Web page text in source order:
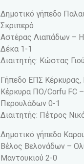
Δημοτικό γήπεδο
Σκριπερό
Αστέρας Λιαπάδων –
Δέκα 1-1
Διαιτητής: Κώστας
Γήπεδο ΕΠΣ Κέρκυρας,
Κέρκυρα ΠΟ/Corfu FC
Περουλάδων 0-1
Διαιτητής: Πέτρος
Δημοτικό γήπεδο
Βέλος Βελονάδων –
Μαντουκιού 2-0